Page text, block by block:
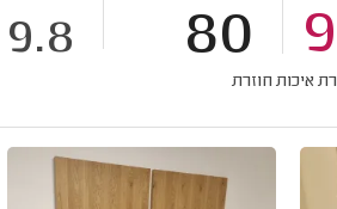
80
9.8
איכות חוזרת